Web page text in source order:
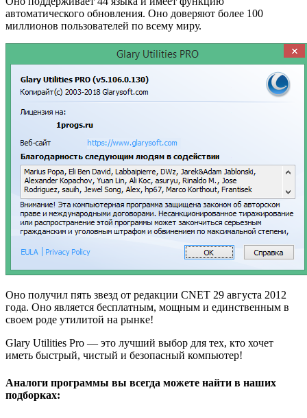
автоматического обновления. Оно доверяют более 100
миллионов пользователей по всему миру.
Оно получил пять звезд от редакции CNET 29 августа 2012
года. Оно является бесплатным, мощным и единственным в
своем роде утилитой на рынке!
Glary Utilities Pro — это лучший выбор для тех, кто хочет
иметь быстрый, чистый и безопасный компьютер!
Аналоги программы вы всегда можете найти в наших
подборках: